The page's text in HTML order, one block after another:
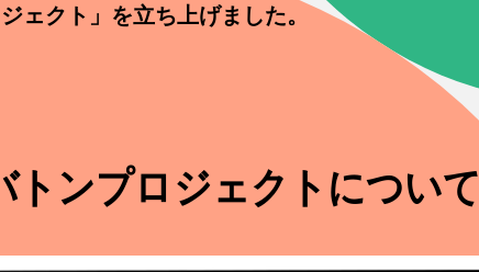
ェクト」を立ち上げました。
トンプロジェクトについて